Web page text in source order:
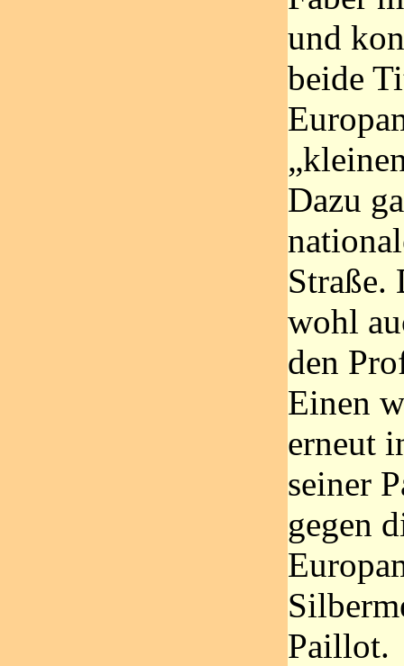
und
beide
Dazu
Straße.
wohl
den
Einen
erneut
seiner
gegen
Paillot.